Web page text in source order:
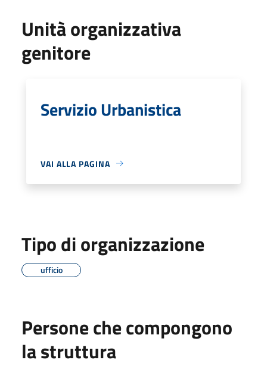
Unità organizzativa
genitore
Servizio Urbanistica
VAI ALLA PAGINA
Tipo di organizzazione
ufficio
Persone che compongono
la struttura